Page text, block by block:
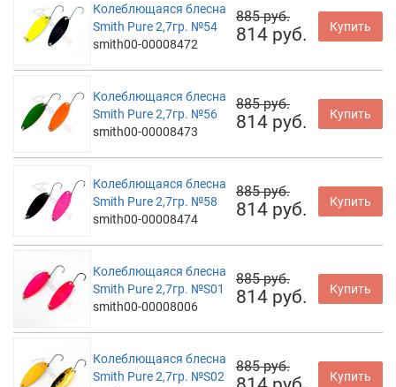
Колеблющаяся блесна
Smith Pure 2,7гр. №54
smith00-00008472
885 руб.
814 руб. Купить
Колеблющаяся блесна
Smith Pure 2,7гр. №56
smith00-00008473
885 руб.
814 руб. Купить
Колеблющаяся блесна
Smith Pure 2,7гр. №58
smith00-00008474
885 руб.
814 руб. Купить
Колеблющаяся блесна
Smith Pure 2,7гр. №S01
smith00-00008006
885 руб.
814 руб. Купить
Колеблющаяся блесна
Smith Pure 2,7гр. №S02
885 руб.
Купить